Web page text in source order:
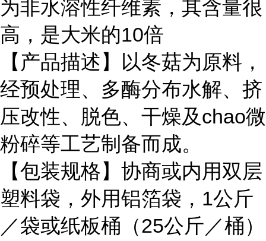
为非水溶性纤维素，其含量很
高，是大米的10倍
【产品描述】以冬菇为原料，
经预处理、多酶分布水解、挤
压改性、脱色、干燥及chao微
粉碎等工艺制备而成。
【包装规格】协商或内用双层
塑料袋，外用铝箔袋，1公斤
／袋或纸板桶（25公斤／桶）